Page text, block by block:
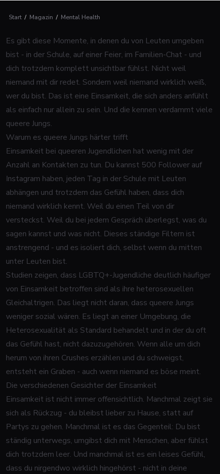
Start / Magazin / Mental Health
Es gibt diese Momente, in denen du von Leuten umgeben
bist - in der Schule, auf einer Feier, im Familien-Chat - und
dich trotzdem komplett unsichtbar fühlst. Nicht weil
niemand mit dir redet. Sondern weil niemand wirklich weiß,
wer du bist. Das ist eine Einsamkeit, die sich anders anfühlt
als einfach nur allein zu sein. Und die kennen verdammt viele
queere Jungs.
Warum es queere Jungs härter trifft
Einsamkeit bei queeren Jugendlichen hat wenig mit der
Anzahl an Kontakten zu tun. Du kannst 500 Follower auf
Instagram haben, jeden Tag in der Schule mit Leuten
abhängen und trotzdem das Gefühl haben, dass dich
niemand wirklich kennt. Weil du einen Teil von dir
versteckst. Weil du bei jedem Gespräch überlegst, was du
sagen kannst und was nicht. Dieses ständige Filtern ist
anstrengend - und es isoliert dich, selbst wenn du mitten
unter Leuten bist.
Studien zeigen, dass LGBTQ+-Jugendliche deutlich häufiger
von Einsamkeit betroffen sind als ihre heterosexuellen
Gleichaltrigen. Das liegt nicht daran, dass queere Jungs
weniger sozial wären. Es liegt an einer Umgebung, die
Heterosexualität als Standard behandelt und in der du oft
das Gefühl hast, nicht dazuzugehören. Wenn alle um dich
herum von ihren Crushes erzählen und du schweigst,
entsteht ein Graben - auch wenn niemand es böse meint.
Die verschiedenen Gesichter der Einsamkeit
Einsamkeit ist nicht immer offensichtlich. Manchmal zeigt sie
sich als Rückzug - du bleibst lieber zu Hause, statt auf
Partys zu gehen. Manchmal ist es das Gegenteil: Du bist
ständig unterwegs, umgibst dich mit Menschen, aber fühlst
dich trotzdem leer. Und manchmal ist es ein leises Gefühl,
dass du nirgendwo wirklich hingehörst - nicht in deine